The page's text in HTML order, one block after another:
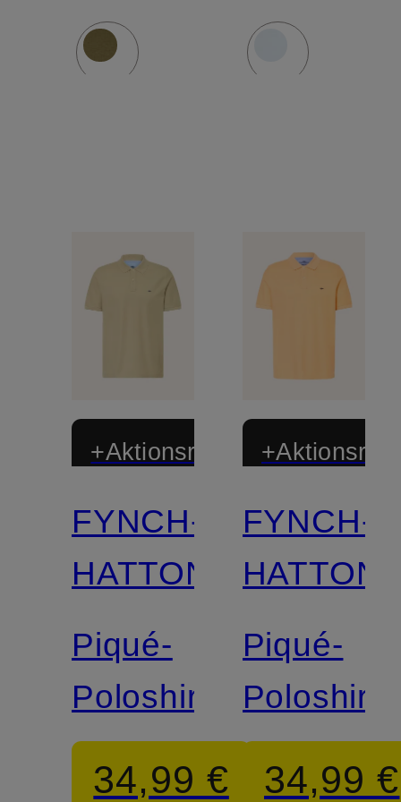
+Aktionsrabatt
FYNCH-
HATTON
Piqué-
Poloshirt
34,99 €
FYNCH-
HATTON
Piqué-
Poloshirt
34,99 €